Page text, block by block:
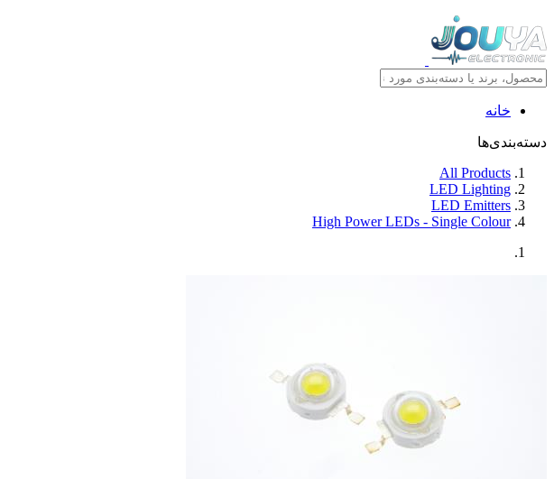
خانه
دسته‌بندی‌ها
All Products
LED Lighting
LED Emitters
High Power LEDs - Single Colour